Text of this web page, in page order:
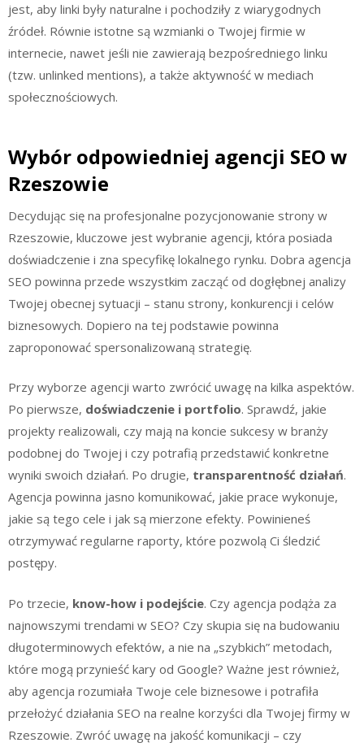
jest, aby linki były naturalne i pochodziły z wiarygodnych
źródeł. Równie istotne są wzmianki o Twojej firmie w
internecie, nawet jeśli nie zawierają bezpośredniego linku
(tzw. unlinked mentions), a także aktywność w mediach
społecznościowych.
Wybór odpowiedniej agencji SEO w
Rzeszowie
Decydując się na profesjonalne pozycjonowanie strony w
Rzeszowie, kluczowe jest wybranie agencji, która posiada
doświadczenie i zna specyfikę lokalnego rynku. Dobra agencja
SEO powinna przede wszystkim zacząć od dogłębnej analizy
Twojej obecnej sytuacji – stanu strony, konkurencji i celów
biznesowych. Dopiero na tej podstawie powinna
zaproponować spersonalizowaną strategię.
Przy wyborze agencji warto zwrócić uwagę na kilka aspektów.
Po pierwsze, doświadczenie i portfolio. Sprawdź, jakie
projekty realizowali, czy mają na koncie sukcesy w branży
podobnej do Twojej i czy potrafią przedstawić konkretne
wyniki swoich działań. Po drugie, transparentność działań.
Agencja powinna jasno komunikować, jakie prace wykonuje,
jakie są tego cele i jak są mierzone efekty. Powinieneś
otrzymywać regularne raporty, które pozwolą Ci śledzić
postępy.
Po trzecie, know-how i podejście. Czy agencja podąża za
najnowszymi trendami w SEO? Czy skupia się na budowaniu
długoterminowych efektów, a nie na „szybkich” metodach,
które mogą przynieść kary od Google? Ważne jest również,
aby agencja rozumiała Twoje cele biznesowe i potrafiła
przełożyć działania SEO na realne korzyści dla Twojej firmy w
Rzeszowie. Zwróć uwagę na jakość komunikacji – czy